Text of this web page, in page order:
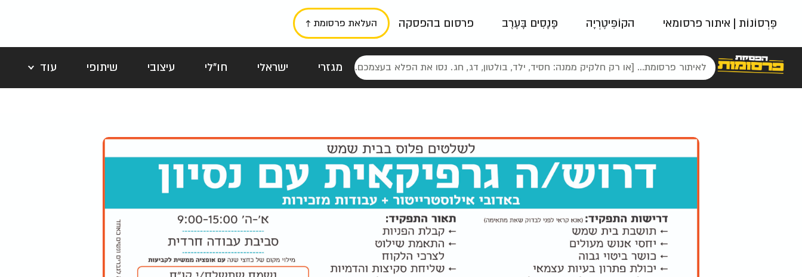
פֶּרְסוֹנוֹת | איתור פרסומאי הקוֹפִּיטֶרְיָה פָּנָסִים בָּעֶרֶב פרסום בהפסקה העלאת פרסומת ↑
מגזרי ישראלי חו"לי עיצובי שיתופי
עוד
פאשן
ניינטיז נוסטלגי כרזות טיפוגרפי